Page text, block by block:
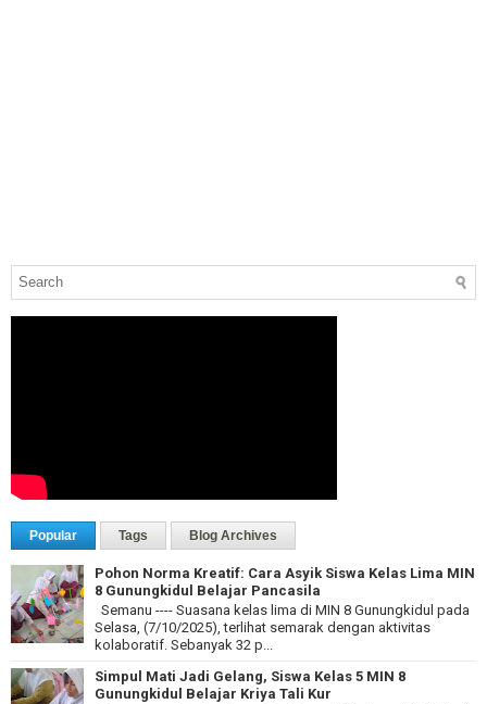
Popular Tags Blog Archives
Pohon Norma Kreatif: Cara Asyik Siswa Kelas Lima MIN
8 Gunungkidul Belajar Pancasila
Semanu ---- Suasana kelas lima di MIN 8 Gunungkidul pada
Selasa, (7/10/2025), terlihat semarak dengan aktivitas
kolaboratif. Sebanyak 32 p...
Simpul Mati Jadi Gelang, Siswa Kelas 5 MIN 8
Gunungkidul Belajar Kriya Tali Kur